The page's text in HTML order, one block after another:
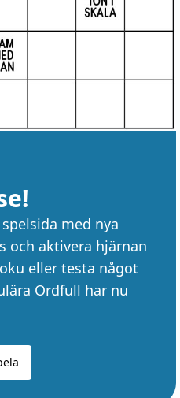
med nya
och aktivera hjärnan
eller testa något
Ordfull har nu